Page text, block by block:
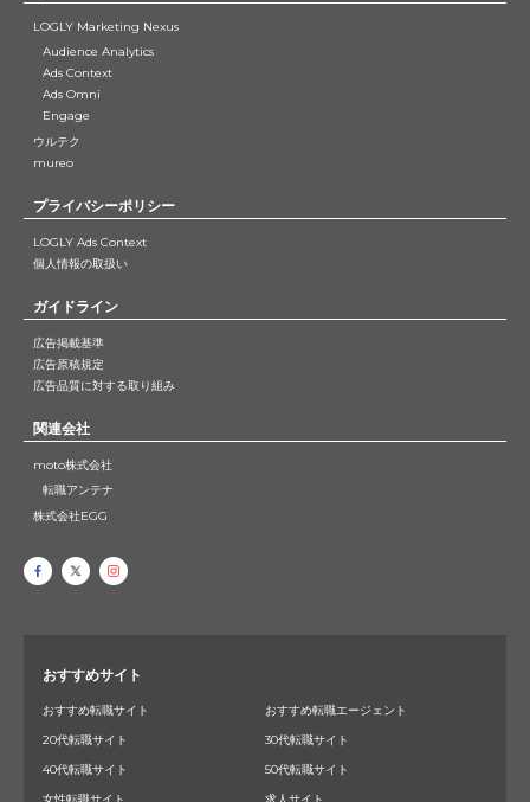
LOGLY Marketing Nexus
Audience Analytics
Ads Context
Ads Omni
Engage
ウルテク
mureo
プライバシーポリシー
LOGLY Ads Context
個人情報の取扱い
ガイドライン
広告掲載基準
広告原稿規定
広告品質に対する取り組み
関連会社
moto株式会社
転職アンテナ
株式会社EGG
おすすめサイト
おすすめ転職サイト
おすすめ転職エージェント
20代転職サイト
30代転職サイト
40代転職サイト
50代転職サイト
女性転職サイト
求人サイト